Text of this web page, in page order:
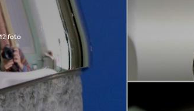
12 foto